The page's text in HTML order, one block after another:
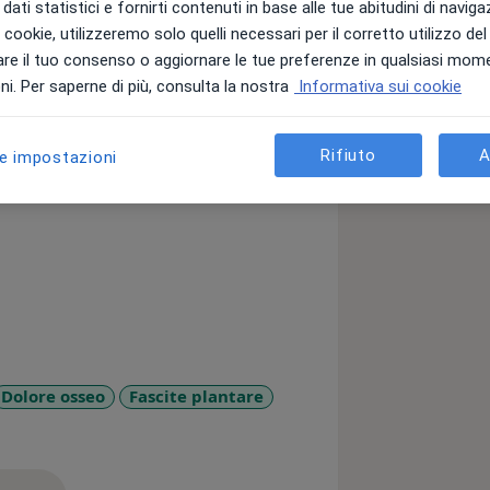
Valdarno. Lascia che per questa
l’Osteopatia sono riuscito a
delle persone e,
sino all’età di 25 anni. Dopo la
degli Studi di Firenze, mi
un nuovo percorso formativo,
College of Osteopathic Medicine
ed ho frequentato il master in
di Milano-Bicocca. Non senza
Dolore osseo
Fascite plantare
statistici e fornirti contenuti in base alle tue abitudini di
utilizzeremo solo quelli necessari per il corretto utilizzo
il tuo consenso o aggiornare le tue preferenze in qualsiasi
Per saperne di più, consulta la nostra Informativa sui cookie
impostazioni Rifiuto